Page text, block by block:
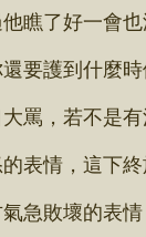
了好一會也
護到什麼時
，若不是有
情，這下終
敗壞的表情